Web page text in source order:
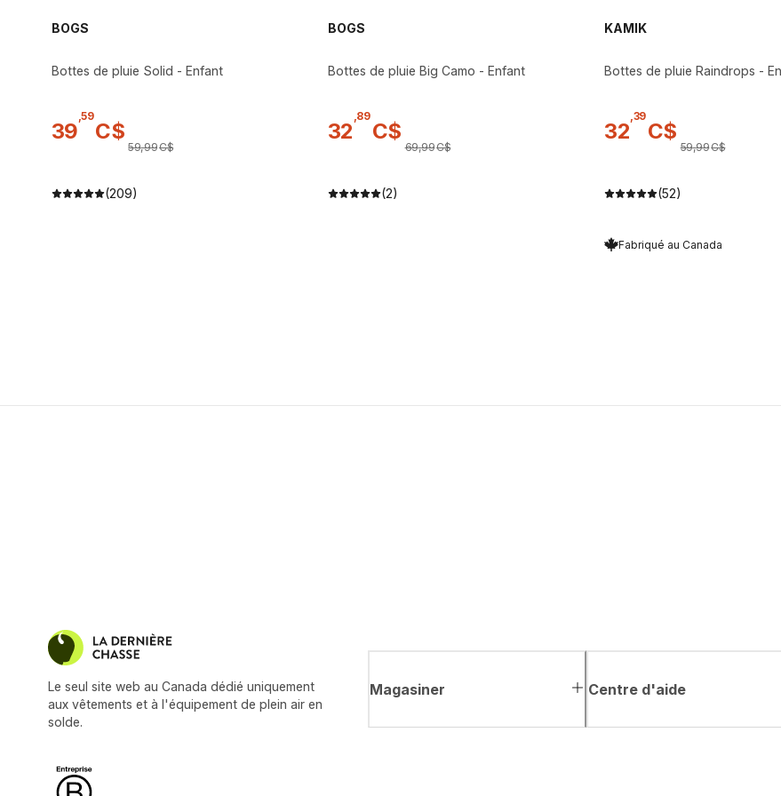
BOGS
Bottes de pluie Solid - Enfant
39
,59
C$
59,99C$
(209)
BOGS
Bottes de pluie Big Camo - Enfant
32
89
C$
69,99C$
(2)
KAMIK
Bottes de pluie Raindrops -
32
39
C$
59,99C$
(52)
Fabriqué au Canada
Le seul site web au Canada dédié uniquement
aux vêtements et à l'équipement de plein air en
solde.
Magasiner Centre d'aide